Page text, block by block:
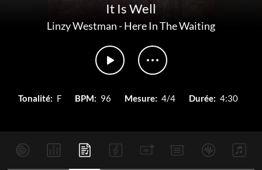
It Is Well
Linzy Westman-Here In The Waiting
Tonalité: F BPM: 96 Mesure: 4/4 Durée: 4:30